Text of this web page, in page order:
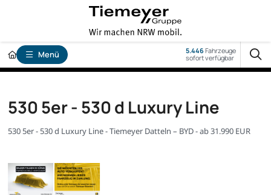
Menü 5.446Fahrzeuge
sofort verfügbar
530 5er - 530 d Luxury Line
530 5er - 530 d Luxury Line - Tiemeyer Datteln – BYD - ab 31.990 EUR